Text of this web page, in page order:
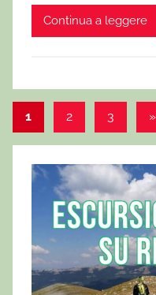
Continua a leggere
Paginazione
degli
articoli
1 2 3 »